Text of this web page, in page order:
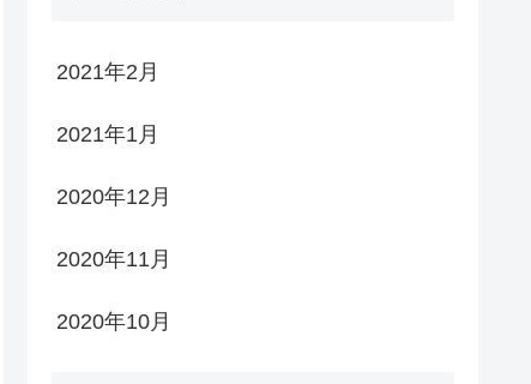
2021年2月
2021年1月
2020年12月
2020年11月
2020年10月